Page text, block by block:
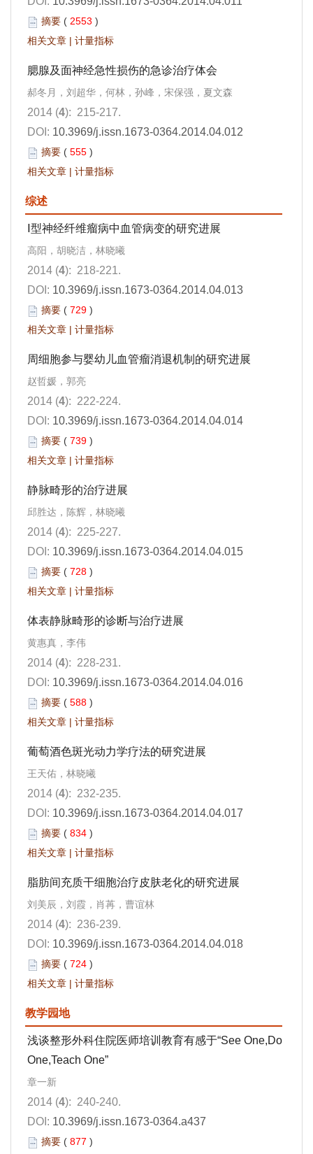
摘要 ( 2553 )
相关文章 | 计量指标
腮腺及面神经急性损伤的急诊治疗体会
郝冬月，刘超华，何林，孙峰，宋保强，夏文森
2014 (4): 215-217.
DOI: 10.3969/j.issn.1673-0364.2014.04.012
摘要 ( 555 )
相关文章 | 计量指标
综述
Ⅰ型神经纤维瘤病中血管病变的研究进展
高阳，胡晓洁，林晓曦
2014 (4): 218-221.
DOI: 10.3969/j.issn.1673-0364.2014.04.013
摘要 ( 729 )
相关文章 | 计量指标
周细胞参与婴幼儿血管瘤消退机制的研究进展
赵哲媛，郭亮
2014 (4): 222-224.
DOI: 10.3969/j.issn.1673-0364.2014.04.014
摘要 ( 739 )
相关文章 | 计量指标
静脉畸形的治疗进展
邱胜达，陈辉，林晓曦
2014 (4): 225-227.
DOI: 10.3969/j.issn.1673-0364.2014.04.015
摘要 ( 728 )
相关文章 | 计量指标
体表静脉畸形的诊断与治疗进展
黄惠真，李伟
2014 (4): 228-231.
DOI: 10.3969/j.issn.1673-0364.2014.04.016
摘要 ( 588 )
相关文章 | 计量指标
葡萄酒色斑光动力学疗法的研究进展
王天佑，林晓曦
2014 (4): 232-235.
DOI: 10.3969/j.issn.1673-0364.2014.04.017
摘要 ( 834 )
相关文章 | 计量指标
脂肪间充质干细胞治疗皮肤老化的研究进展
刘美辰，刘霞，肖苒，曹谊林
2014 (4): 236-239.
DOI: 10.3969/j.issn.1673-0364.2014.04.018
摘要 ( 724 )
相关文章 | 计量指标
教学园地
浅谈整形外科住院医师培训教育有感于“See One,Do
One,Teach One”
章一新
2014 (4): 240-240.
DOI: 10.3969/j.issn.1673-0364.a437
摘要 ( 877 )